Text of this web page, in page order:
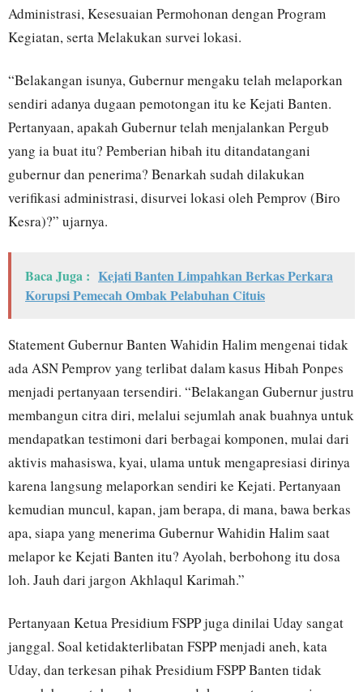
Administrasi, Kesesuaian Permohonan dengan Program
Kegiatan, serta Melakukan survei lokasi.
“Belakangan isunya, Gubernur mengaku telah melaporkan
sendiri adanya dugaan pemotongan itu ke Kejati Banten.
Pertanyaan, apakah Gubernur telah menjalankan Pergub
yang ia buat itu? Pemberian hibah itu ditandatangani
gubernur dan penerima? Benarkah sudah dilakukan
verifikasi administrasi, disurvei lokasi oleh Pemprov (Biro
Kesra)?” ujarnya.
Baca Juga : Kejati Banten Limpahkan Berkas Perkara
Korupsi Pemecah Ombak Pelabuhan Cituis
Statement Gubernur Banten Wahidin Halim mengenai tidak
ada ASN Pemprov yang terlibat dalam kasus Hibah Ponpes
menjadi pertanyaan tersendiri. “Belakangan Gubernur justru
membangun citra diri, melalui sejumlah anak buahnya untuk
mendapatkan testimoni dari berbagai komponen, mulai dari
aktivis mahasiswa, kyai, ulama untuk mengapresiasi dirinya
karena langsung melaporkan sendiri ke Kejati. Pertanyaan
kemudian muncul, kapan, jam berapa, di mana, bawa berkas
apa, siapa yang menerima Gubernur Wahidin Halim saat
melapor ke Kejati Banten itu? Ayolah, berbohong itu dosa
loh. Jauh dari jargon Akhlaqul Karimah.”
Pertanyaan Ketua Presidium FSPP juga dinilai Uday sangat
janggal. Soal ketidakterlibatan FSPP menjadi aneh, kata
Uday, dan terkesan pihak Presidium FSPP Banten tidak